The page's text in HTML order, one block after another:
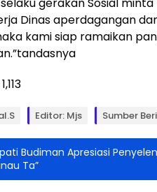
Dinas aperdagangan
kami siap ramaikan
1,113
Editor: Mjs Sumber
Budiman Apresiasi
Ta”